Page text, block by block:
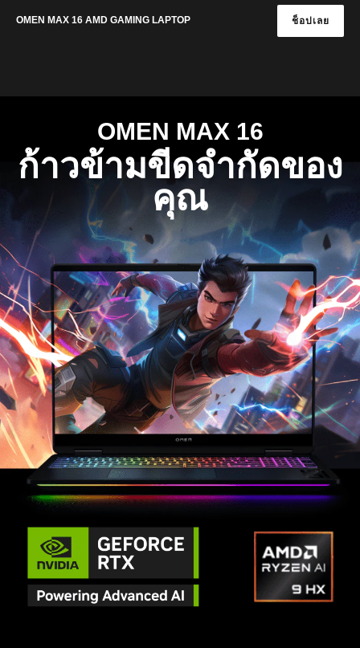
OMEN MAX 16 AMD GAMING LAPTOP ช็อปเลย
OMEN MAX 16
ก้าวข้ามขีดจํากัดของ
คุณ